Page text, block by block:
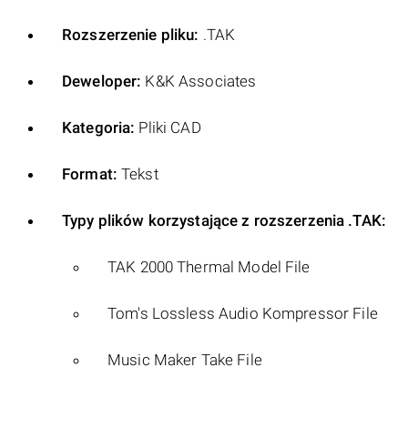
Rozszerzenie pliku: .TAK
Deweloper: K&K Associates
Kategoria: Pliki CAD
Format: Tekst
Typy plików korzystające z rozszerzenia .TAK:
TAK 2000 Thermal Model File
Tom's Lossless Audio Kompressor File
Music Maker Take File